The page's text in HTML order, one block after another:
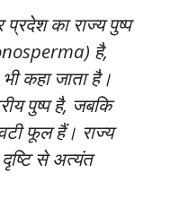
प्रदेश का राज्य पुष्प
है,
कहा जाता है।
पुष्प है, जबकि
फूल हैं। राज्य
दृष्टि से अत्यंत